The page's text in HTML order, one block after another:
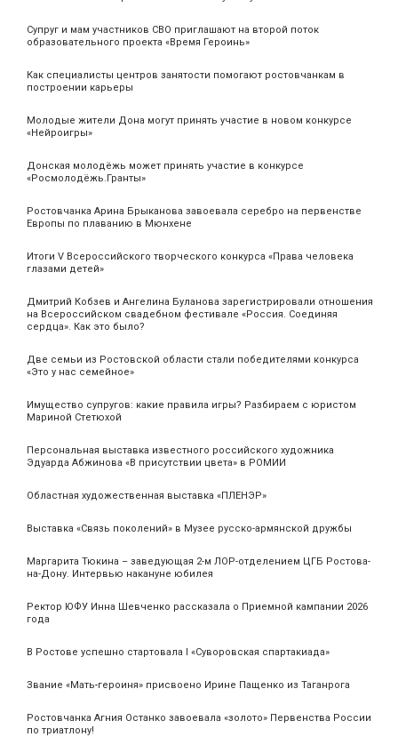
Супруг и мам участников СВО приглашают на второй поток
образовательного проекта «Время Героинь»
Как специалисты центров занятости помогают ростовчанкам в
построении карьеры
Молодые жители Дона могут принять участие в новом конкурсе
«Нейроигры»
Донская молодёжь может принять участие в конкурсе
«Росмолодёжь.Гранты»
Ростовчанка Арина Брыканова завоевала серебро на первенстве
Европы по плаванию в Мюнхене
Итоги V Всероссийского творческого конкурса «Права человека
глазами детей»
Дмитрий Кобзев и Ангелина Буланова зарегистрировали отношения
на Всероссийском свадебном фестивале «Россия. Соединяя
сердца». Как это было?
Две семьи из Ростовской области стали победителями конкурса
«Это у нас семейное»
Имущество супругов: какие правила игры? Разбираем с юристом
Мариной Стетюхой
Персональная выставка известного российского художника
Эдуарда Абжинова «В присутствии цвета» в РОМИИ
Областная художественная выставка «ПЛЕНЭР»
Выставка «Связь поколений» в Музее русско-армянской дружбы
Маргарита Тюкина – заведующая 2-м ЛОР-отделением ЦГБ Ростова-
на-Дону. Интервью накануне юбилея
Ректор ЮФУ Инна Шевченко рассказала о Приемной кампании 2026
года
В Ростове успешно стартовала I «Суворовская спартакиада»
Звание «Мать‑героиня» присвоено Ирине Пащенко из Таганрога
Ростовчанка Агния Останко завоевала «золото» Первенства России
по триатлону!